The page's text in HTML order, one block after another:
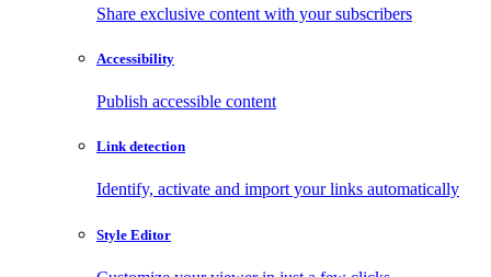
Share exclusive content with your subscribers
Accessibility
Publish accessible content
Link detection
Identify, activate and import your links automatically
Style Editor